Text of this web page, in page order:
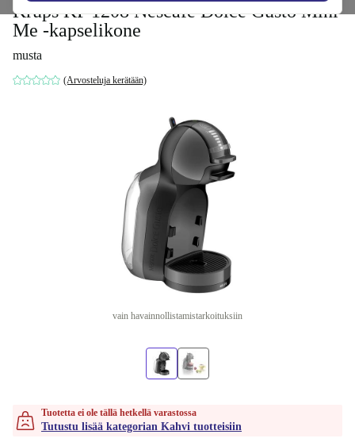
Krups KP 1208 Nescafe Dolce Gusto Mini
Me -kapselikone
musta
(Arvosteluja kerätään)
vain havainnollistamistarkoituksiin
Tuotetta ei ole tällä hetkellä varastossa
Tutustu lisää kategorian Kahvi tuotteisiin